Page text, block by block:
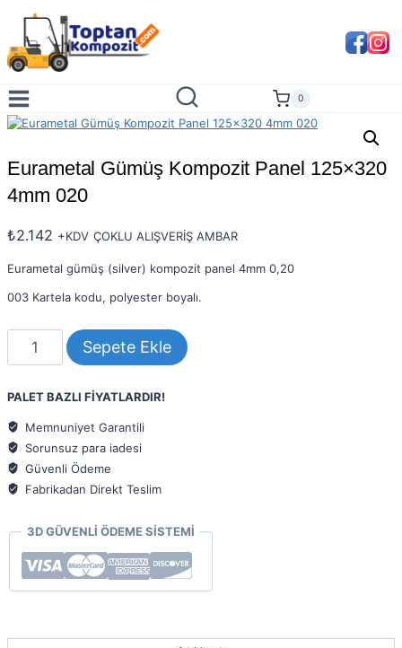
content
0
Eurametal Gümüş Kompozit Panel 125×320
4mm 020
₺2.142 +KDV ÇOKLU ALIŞVERİŞ AMBAR
Eurametal gümüş (silver) kompozit panel 4mm 0,20
003 Kartela kodu, polyester boyalı.
Gümüş
125x320
4mm
020
adet
Sepete Ekle
PALET BAZLI FİYATLARDIR!
Memnuniyet Garantili
Sorunsuz para iadesi
Güvenli Ödeme
Fabrikadan Direkt Teslim
3D GÜVENLİ ÖDEME SİSTEMİ